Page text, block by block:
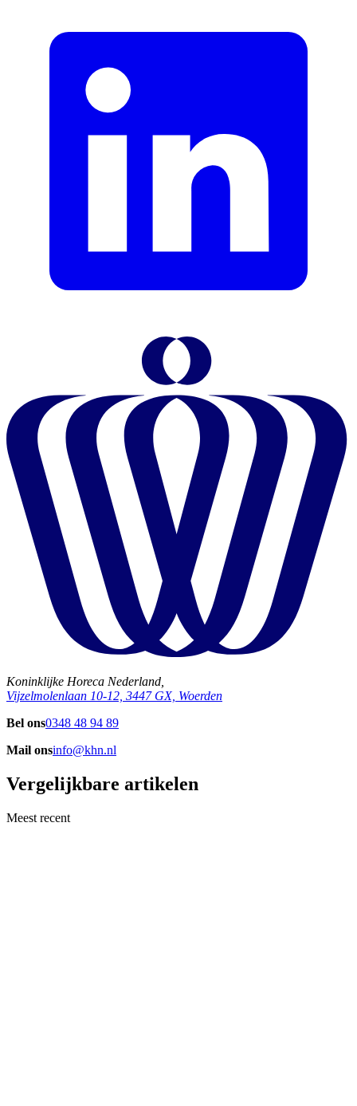
Koninklijke Horeca Nederland,
Vijzelmolenlaan 10-12, 3447 GX, Woerden
Bel ons0348 48 94 89
Mail onsinfo@khn.nl
Vergelijkbare artikelen
Meest recent